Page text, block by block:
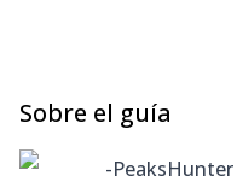
Sobre el guía
-PeaksHunter